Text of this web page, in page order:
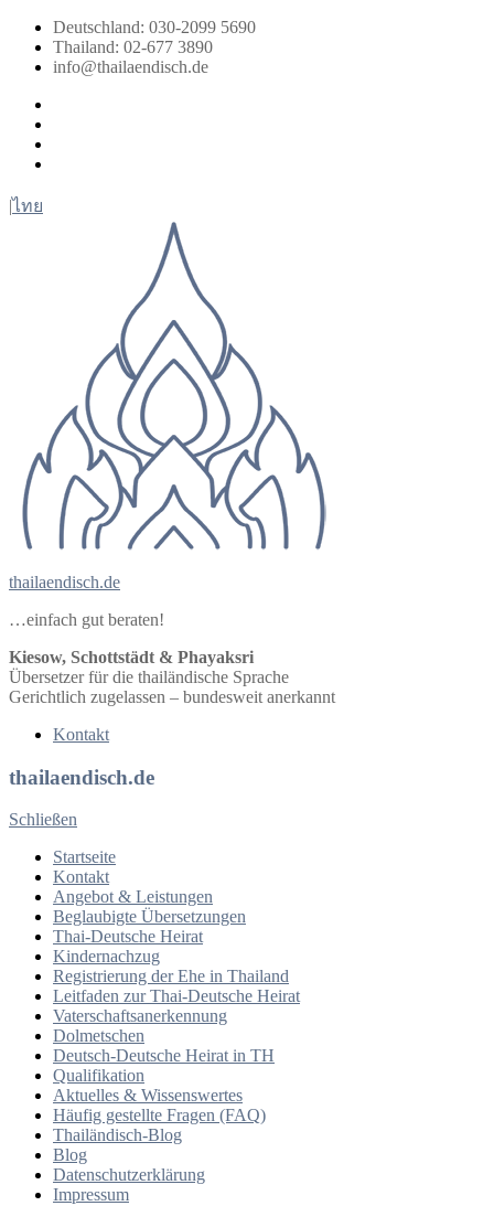
Zum
Inhalt
springen
Deutschland: 030-2099 5690
Thailand: 02-677 3890
info@thailaendisch.de
|ไทย
thailaendisch.de
…einfach gut beraten!
Kiesow, Schottstädt & Phayaksri
Übersetzer für die thailändische Sprache
Gerichtlich zugelassen – bundesweit anerkannt
Kontakt
thailaendisch.de
Schließen
Startseite
Kontakt
Angebot & Leistungen
Beglaubigte Übersetzungen
Thai-Deutsche Heirat
Kindernachzug
Registrierung der Ehe in Thailand
Leitfaden zur Thai-Deutsche Heirat
Vaterschaftsanerkennung
Dolmetschen
Deutsch-Deutsche Heirat in TH
Qualifikation
Aktuelles & Wissenswertes
Häufig gestellte Fragen (FAQ)
Thailändisch-Blog
Blog
Datenschutzerklärung
Impressum